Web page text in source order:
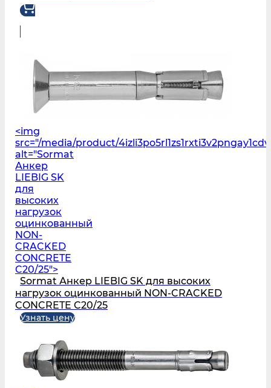
<img
src="/media/product/
alt="Sormat
Анкер
LIEBIG SK
для
высоких
нагрузок
оцинкованный
NON-
CRACKED
CONCRETE
C20/25">
Sormat Анкер LIEBIG SK для высоких
нагрузок оцинкованный NON-CRACKED
CONCRETE C20/25
Узнать цену